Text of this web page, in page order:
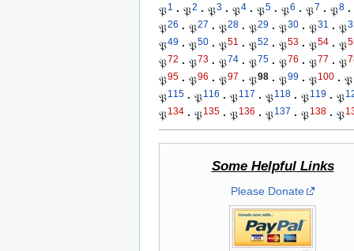
𝔓1 · 𝔓2 · 𝔓3 · 𝔓4 · 𝔓5 · 𝔓6 · 𝔓7 · 𝔓8 ·
𝔓26 · 𝔓27 · 𝔓28 · 𝔓29 · 𝔓30 · 𝔓31 · 𝔓
𝔓49 · 𝔓50 · 𝔓51 · 𝔓52 · 𝔓53 · 𝔓54 · 𝔓
𝔓72 · 𝔓73 · 𝔓74 · 𝔓75 · 𝔓76 · 𝔓77 · 𝔓
𝔓95 · 𝔓96 · 𝔓97 · 𝔓98 · 𝔓99 · 𝔓100 · 𝔓
𝔓115 · 𝔓116 · 𝔓117 · 𝔓118 · 𝔓119 · 𝔓
𝔓134 · 𝔓135 · 𝔓136 · 𝔓137 · 𝔓138 · 𝔓
Some Helpful Links
Please Donate